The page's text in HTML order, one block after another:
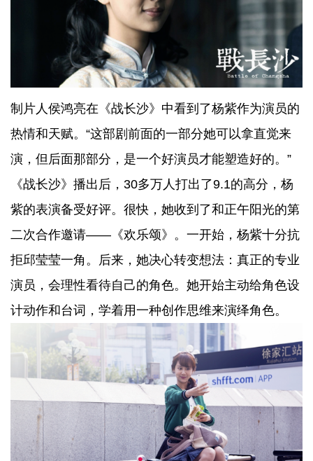
制片人侯鸿亮在《战长沙》中看到了杨紫作为演员的
热情和天赋。“这部剧前面的一部分她可以拿直觉来
演，但后面那部分，是一个好演员才能塑造好的。”
《战长沙》播出后，30多万人打出了9.1的高分，杨
紫的表演备受好评。很快，她收到了和正午阳光的第
二次合作邀请——《欢乐颂》。一开始，杨紫十分抗
拒邱莹莹一角。后来，她决心转变想法：真正的专业
演员，会理性看待自己的角色。她开始主动给角色设
计动作和台词，学着用一种创作思维来演绎角色。